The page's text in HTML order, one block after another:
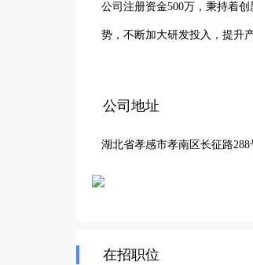
公司注册资金500万，秉持着
势，不断加大研发投入，提升
出行的发展。未来，湖北迈锐
发展贡献力量，成为行业内值
公司地址
湖北省孝感市孝南区长征路288
在招职位